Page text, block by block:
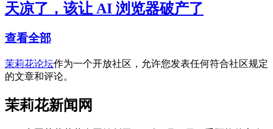
天凉了，该让 AI 浏览器破产了
查看全部
茉莉花论坛作为一个开放社区，允许您发表任何符合社区规定
的文章和评论。
茉莉花新闻网